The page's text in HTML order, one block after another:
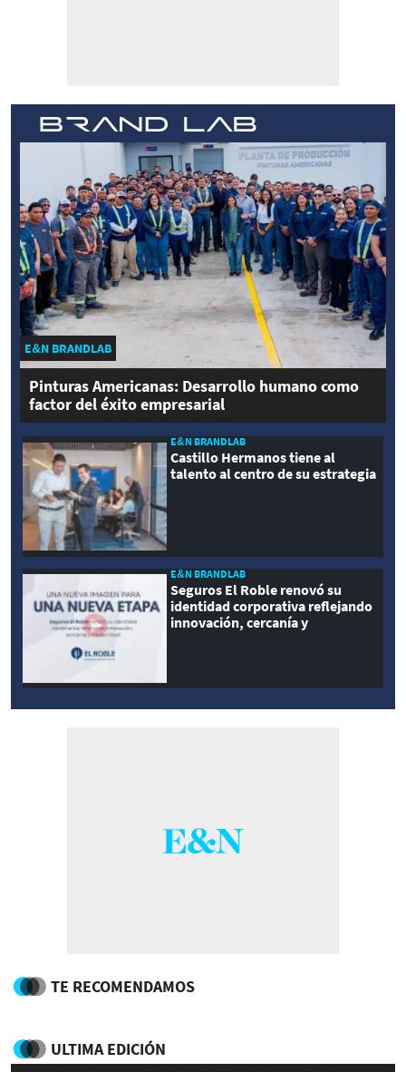
E&N BRANDLAB
Pinturas Americanas: Desarrollo humano como
factor del éxito empresarial
E&N BRANDLAB
Castillo Hermanos tiene al
talento al centro de su estrategia
E&N BRANDLAB
Seguros El Roble renovó su
identidad corporativa reflejando
innovación, cercanía y
TE RECOMENDAMOS
ULTIMA EDICIÓN